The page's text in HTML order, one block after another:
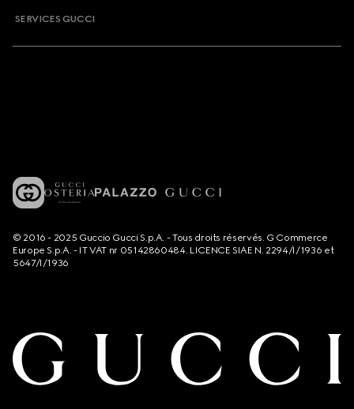
SERVICES GUCCI
© 2016 - 2025 Guccio Gucci S.p.A. - Tous droits réservés. G Commerce
Europe S.p.A. - IT VAT nr 05142860484. LICENCE SIAE N. 2294/I/1936 et
5647/I/1936